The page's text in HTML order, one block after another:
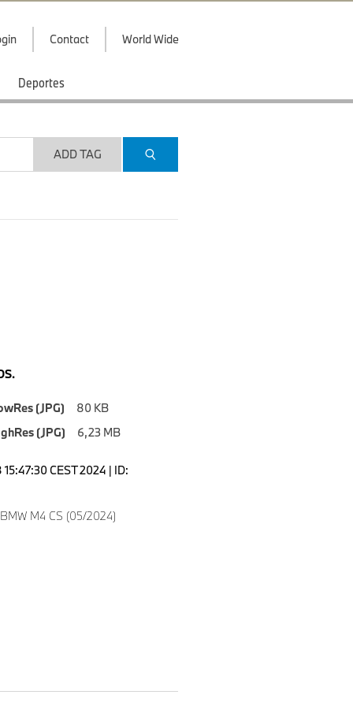
Contact World Wide
Deportes
ADD TAG
(JPG)
80 KB
(JPG)
6,23 MB
CEST 2024 | ID:
M4 CS (05/2024)